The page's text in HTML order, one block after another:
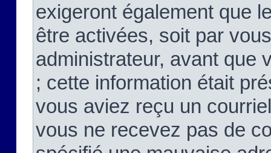
exigeront également que
être activées, soit par
administrateur, avant que
; cette information était
vous aviez reçu un
vous ne recevez pas de